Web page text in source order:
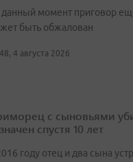
момент приговор
быть обжалован
4 августа 2026
с сыновьями
спустя 10 лет
году отец и два сына